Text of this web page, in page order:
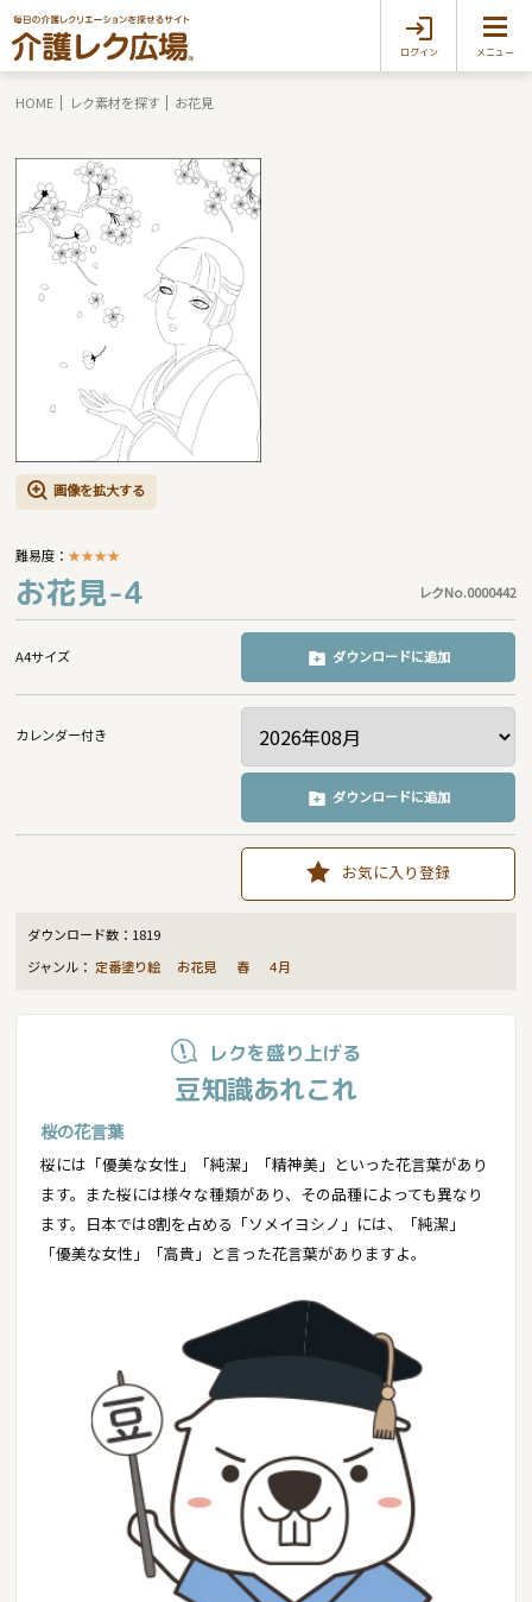
ログイン メニュー
HOME レク素材を探す お花見
画像を拡大する
難易度：★★★★
お花見-4 レクNo.0000442
A4サイズ ダウンロードに追加
カレンダー付き
ダウンロードに追加
お気に入り登録
ダウンロード数： 1819
ジャンル： 定番塗り絵 お花見 春 4月
レクを盛り上げる
豆知識あれこれ
桜の花言葉
桜には「優美な女性」「純潔」「精神美」といった花言葉があり
ます。また桜には様々な種類があり、その品種によっても異なり
ます。日本では8割を占める「ソメイヨシノ」には、「純潔」
「優美な女性」「高貴」と言った花言葉がありますよ。